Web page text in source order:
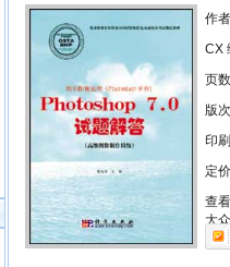
作
CX
页
版
印
定
查
大